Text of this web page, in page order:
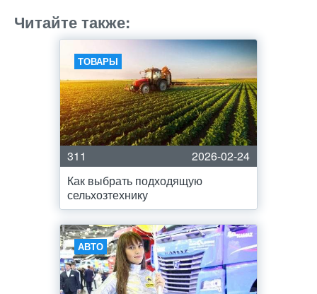
Читайте также:
ТОВАРЫ
311
2026-02-24
Как выбрать подходящую
сельхозтехнику
АВТО